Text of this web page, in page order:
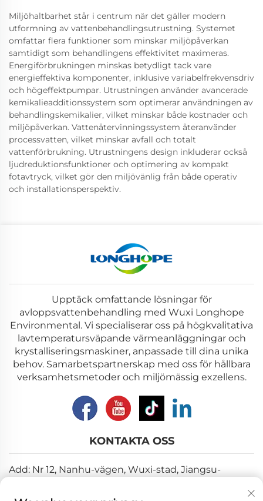
Miljöhaltbarhet står i centrum när det gäller modern
utformning av vattenbehandlingsutrustning. Systemet
omfattar flera funktioner som minskar miljöpåverkan
samtidigt som behandlingens effektivitet maximeras.
Energiförbrukningen minskas betydligt tack vare
energieffektiva komponenter, inklusive variabelfrekvensdriv
och högeffektpumpar. Utrustningen använder avancerade
kemikalieadditionssystem som optimerar användningen av
behandlingskemikalier, vilket minskar både kostnader och
miljöpåverkan. Vattenåtervinningssystem återanvänder
processvatten, vilket minskar avfall och totalt
vattenförbrukning. Utrustningens design inkluderar också
ljudreduktionsfunktioner och optimering av kompakt
fotavtryck, vilket gör den miljövänlig från både operativ
och installationsperspektiv.
Upptäck omfattande lösningar för
avloppsvattenbehandling med Wuxi Longhope
Environmental. Vi specialiserar oss på högkvalitativa
lavtemperatursväpande värmeanläggningar och
krystalliseringsmaskiner, anpassade till dina unika
behov. Samarbetspartnerskap med oss för hållbara
verksamhetsmetoder och miljömässig exzellens.
KONTAKTA OSS
Add: Nr 12, Nanhu-vägen, Wuxi-stad, Jiangsu-